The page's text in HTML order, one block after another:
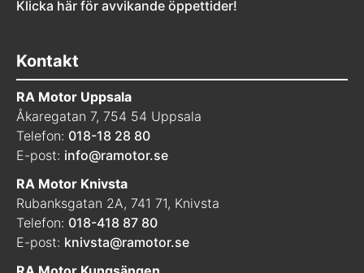
Klicka här för avvikande öppettider!
Kontakt
RA Motor Uppsala
Åkaregatan 7, 754 54 Uppsala
Telefon: 018-18 28 80
E-post: info@ramotor.se
RA Motor Knivsta
Rubanksgatan 2A, 741 71, Knivsta
Telefon: 018-418 87 80
E-post: knivsta@ramotor.se